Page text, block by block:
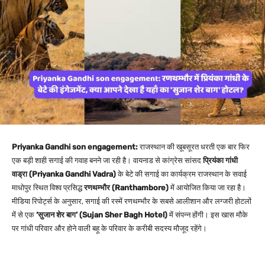
Priyanka Gandhi son engagement:राजस्थान की खूबसूरत धरती एक बार फिर
एक बड़ी शाही सगाई की गवाह बनने जा रही है। वायनाड से कांग्रेस सांसदप्रियंका गांधी
वाड्रा (Priyanka Gandhi Vadra)के बेटे की सगाई का कार्यक्रम राजस्थान के सवाई
माधोपुर स्थित विश्व प्रसिद्धरणथम्भौर (Ranthambore)में आयोजित किया जा रहा है।
मीडिया रिपोर्ट्स के अनुसार, सगाई की रस्में रणथम्भौर के सबसे आलीशान और लग्जरी होटलों
में से एक ‘सुजान शेर बाग’ (Sujan Sher Bagh Hotel)में संपन्न होंगी। इस खास मौके
पर गांधी परिवार और होने वाली बहू के परिवार के करीबी सदस्य मौजूद रहेंगे।